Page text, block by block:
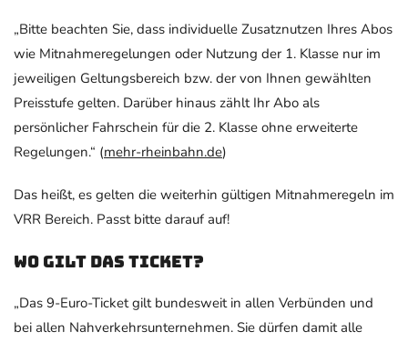
„Bitte beachten Sie, dass individuelle Zusatznutzen Ihres Abos
wie Mitnahmeregelungen oder Nutzung der 1. Klasse nur im
jeweiligen Geltungsbereich bzw. der von Ihnen gewählten
Preisstufe gelten. Darüber hinaus zählt Ihr Abo als
persönlicher Fahrschein für die 2. Klasse ohne erweiterte
Regelungen.“ (mehr-rheinbahn.de)
Das heißt, es gelten die weiterhin gültigen Mitnahmeregeln im
VRR Bereich. Passt bitte darauf auf!
Wo gilt das Ticket?
„Das 9-​Euro-Ticket gilt bundesweit in allen Verbünden und
bei allen Nahverkehrsunternehmen. Sie dürfen damit alle